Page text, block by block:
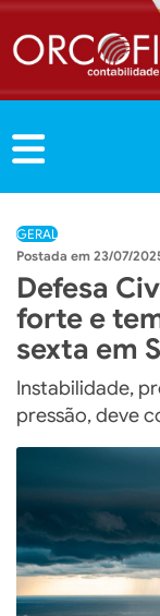
GERAL
23/07/
Defesa
forte e
sexta em
Instabilidade,
pressão, deve